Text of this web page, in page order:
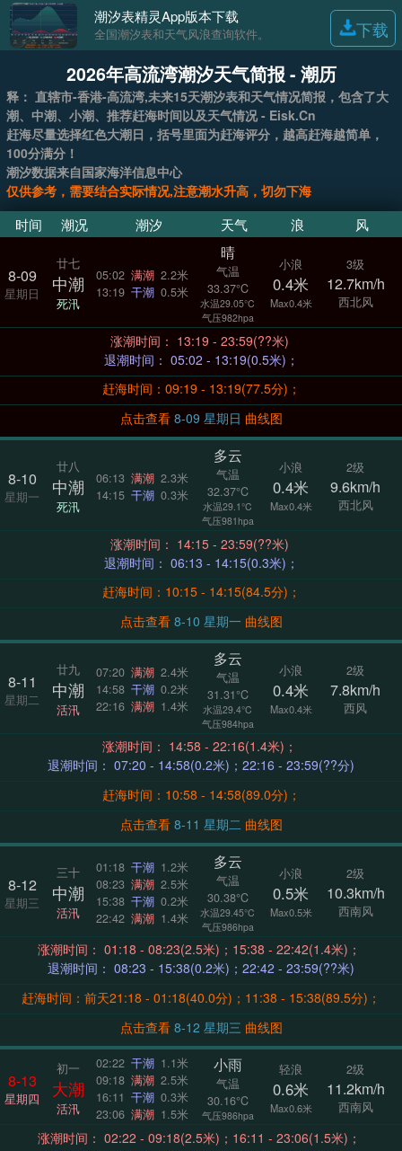
潮汐表精灵App版本下载
全国潮汐表和天气风浪查询软件。 下载
2026年高流湾潮汐天气简报 - 潮历
释： 直辖市-香港-高流湾,未来15天潮汐表和天气情况简报，包含了大
潮、中潮、小潮、推荐赶海时间以及天气情况 - Eisk.Cn
赶海尽量选择红色大潮日，括号里面为赶海评分，越高赶海越简单，
100分满分！
潮汐数据来自国家海洋信息中心
仅供参考，需要结合实际情况,注意潮水升高，切勿下海
时间 潮况 潮汐 天气 浪 风
8-09
星期日
廿七
中潮
死汛
05:02 满潮 2.2米
13:19 干潮 0.5米
晴
气温
33.37°C
水温29.05°C
气压982hpa
小浪
0.4米
Max0.4米
3级
12.7km/h
西北风
涨潮时间： 13:19 - 23:59(??米)
退潮时间： 05:02 - 13:19(0.5米)；
赶海时间：09:19 - 13:19(77.5分)；
点击查看
8-09 星期日 曲线图
8-10
星期一
廿八
中潮
死汛
06:13 满潮 2.3米
14:15 干潮 0.3米
多云
气温
32.37°C
水温29.1°C
气压981hpa
小浪
0.4米
Max0.4米
2级
9.6km/h
西北风
涨潮时间： 14:15 - 23:59(??米)
退潮时间： 06:13 - 14:15(0.3米)；
赶海时间：10:15 - 14:15(84.5分)；
点击查看
8-10 星期一 曲线图
8-11
星期二
廿九
中潮
活汛
07:20 满潮 2.4米
14:58 干潮 0.2米
22:16 满潮 1.4米
多云
气温
31.31°C
水温29.4°C
气压984hpa
小浪
0.4米
Max0.4米
2级
7.8km/h
西风
涨潮时间： 14:58 - 22:16(1.4米)；
退潮时间： 07:20 - 14:58(0.2米)；22:16 - 23:59(??分)
赶海时间：10:58 - 14:58(89.0分)；
点击查看
8-11 星期二 曲线图
8-12
星期三
三十
中潮
活汛
01:18 干潮 1.2米
08:23 满潮 2.5米
15:38 干潮 0.2米
22:42 满潮 1.4米
多云
气温
30.38°C
水温29.45°C
气压986hpa
小浪
0.5米
Max0.5米
2级
10.3km/h
西南风
涨潮时间： 01:18 - 08:23(2.5米)；15:38 - 22:42(1.4米)；
退潮时间： 08:23 - 15:38(0.2米)；22:42 - 23:59(??米)
赶海时间：前天21:18 - 01:18(40.0分)；11:38 - 15:38(89.5分)；
点击查看
8-12 星期三 曲线图
8-13
星期四
初一
大潮
活汛
02:22 干潮 1.1米
09:18 满潮 2.5米
16:11 干潮 0.3米
23:06 满潮 1.5米
小雨
气温
30.16°C
气压986hpa
轻浪
0.6米
Max0.6米
2级
11.2km/h
西南风
涨潮时间： 02:22 - 09:18(2.5米)；16:11 - 23:06(1.5米)；